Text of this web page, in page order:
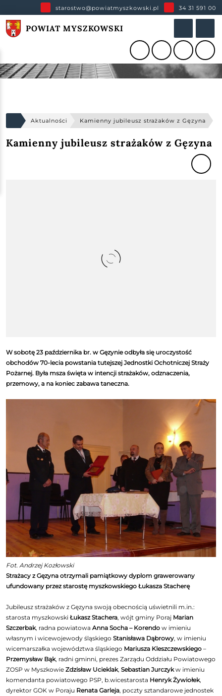
starostwo@powiatmyszkowski.pl 34 31 591 00
POWIAT MYSZKOWSKI
Aktualności Kamienny jubileusz strażaków z Gęzyna
Kamienny jubileusz strażaków z Gęzyna
W sobotę 23 października br. w Gęzynie odbyła się uroczystość
obchodów 70-lecia powstania tutejszej Jednostki Ochotniczej Straży
Pożarnej. Była msza święta w intencji strażaków, odznaczenia,
przemowy, a na koniec zabawa taneczna.
Fot. Andrzej Kozłowski
Strażacy z Gęzyna otrzymali pamiątkowy dyplom grawerowany
ufundowany przez starostę myszkowskiego Łukasza Stacherę
Jubileusz strażaków z Gęzyna swoją obecnością uświetnili m.in.:
starosta myszkowskiŁukasz Stachera, wójt gminy Poraj Marian
Szczerbak, radna powiatowaAnna Socha – Korendo w imieniu
własnym i wicewojewody śląskiegoStanisława Dąbrowy, w imieniu
wicemarszałka województwa śląskiego Mariusza Kleszczewskiego –
Przemysław Bąk, radni gminni, prezes Zarządu Oddziału Powiatowego
ZOSP w MyszkowieZdzisław Ucieklak,Sebastian Jurczykw imieniu
komendanta powiatowego PSP, b.wicestarosta Henryk Żywiołek,
dyrektor GOK w Poraju Renata Garleja, poczty sztandarowe jednostek